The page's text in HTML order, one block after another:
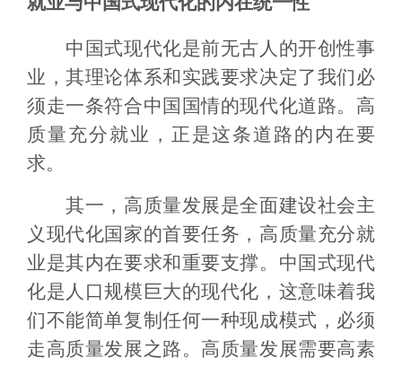
中国式现代化是前无古人的开创性事
业，其理论体系和实践要求决定了我们必
须走一条符合中国国情的现代化道路。高
质量充分就业，正是这条道路的内在要
求。
其一，高质量发展是全面建设社会主
义现代化国家的首要任务，高质量充分就
业是其内在要求和重要支撑。中国式现代
化是人口规模巨大的现代化，这意味着我
们不能简单复制任何一种现成模式，必须
走高质量发展之路。高质量发展需要高素